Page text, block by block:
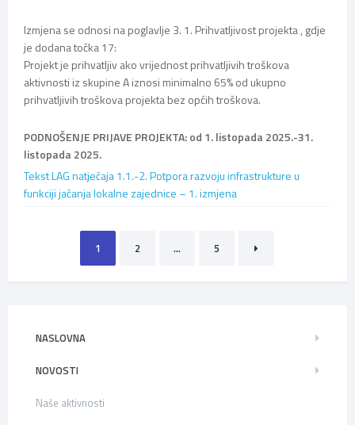
Izmjena se odnosi na poglavlje 3. 1. Prihvatljivost projekta , gdje
je dodana točka 17:
Projekt je prihvatljiv ako vrijednost prihvatljivih troškova
aktivnosti iz skupine A iznosi minimalno 65% od ukupno
prihvatljivih troškova projekta bez općih troškova.
PODNOŠENJE PRIJAVE PROJEKTA: od 1. listopada 2025.-31.
listopada 2025.
Tekst LAG natječaja 1.1.-2. Potpora razvoju infrastrukture u
funkciji jačanja lokalne zajednice – 1. izmjena
Brojevi
stranica 1 2 … 5
NASLOVNA
NOVOSTI
Naše aktivnosti